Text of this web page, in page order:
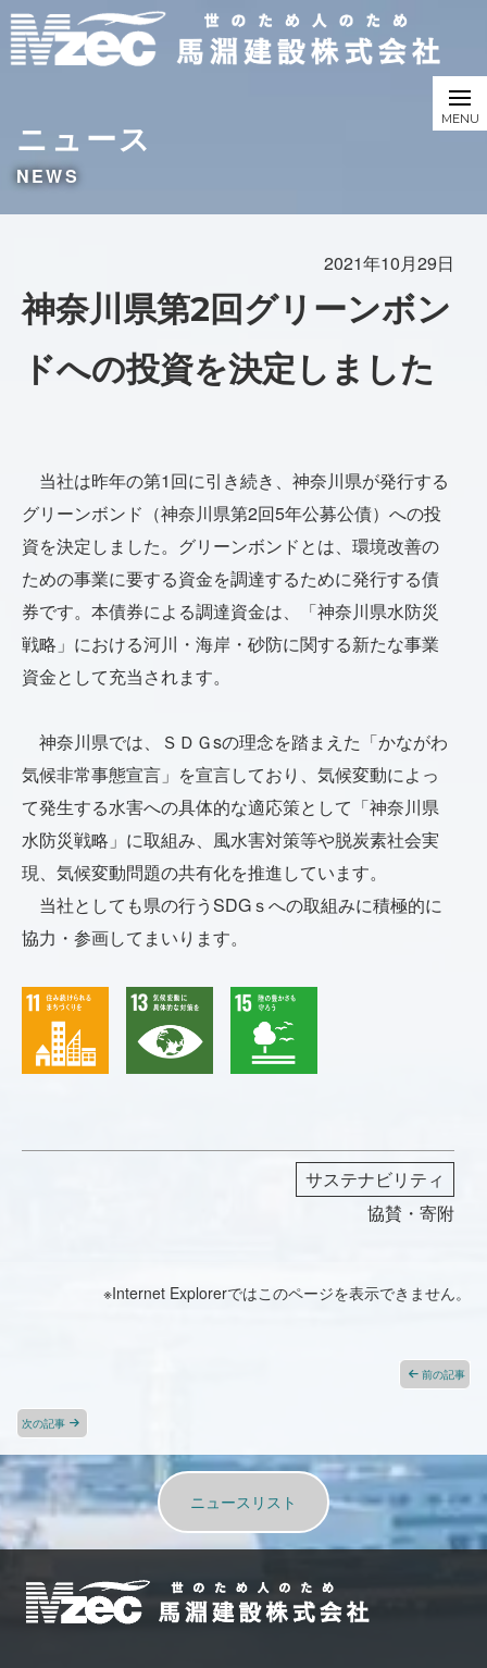
ニュース
NEWS
2021年10月29日
神奈川県第2回グリーンボン
ドへの投資を決定しました
当社は昨年の第1回に引き続き、神奈川県が発行する
グリーンボンド（神奈川県第2回5年公募公債）への投
資を決定しました。グリーンボンドとは、環境改善の
ための事業に要する資金を調達するために発行する債
券です。本債券による調達資金は、「神奈川県水防災
戦略」における河川・海岸・砂防に関する新たな事業
資金として充当されます。
神奈川県では、ＳＤＧsの理念を踏まえた「かながわ
気候非常事態宣言」を宣言しており、気候変動によっ
て発生する水害への具体的な適応策として「神奈川県
水防災戦略」に取組み、風水害対策等や脱炭素社会実
現、気候変動問題の共有化を推進しています。
当社としても県の行うSDGｓへの取組みに積極的に
協力・参画してまいります。
サステナビリティ
協賛・寄附
※Internet Explorerではこのページを表示できません。
前の記事
次の記事
ニュースリスト